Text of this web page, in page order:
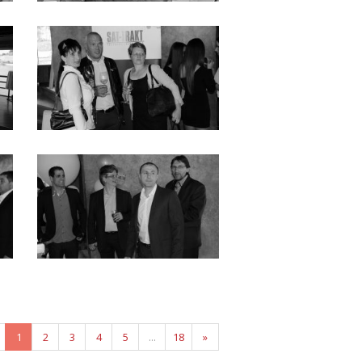
1 2 3 4 5 ... 18 »